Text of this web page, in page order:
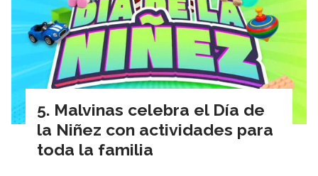
Malvinas celebra el Día de
la Niñez con actividades para
toda la familia